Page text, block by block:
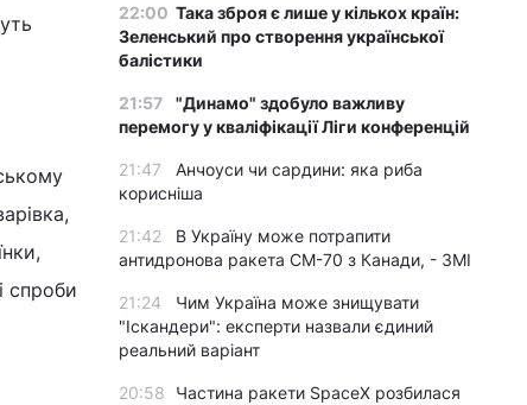
спроби
22:00 Така зброя є лише у кількох країн:
Зеленський про створення української
балістики
21:57
"Динамо" здобуло важливу
перемогу у кваліфікації Ліги конференцій
21:47
Анчоуси чи сардини: яка риба
корисніша
21:42
В Україну може потрапити
антидронова ракета CM-70 з Канади, - ЗМІ
21:24
Чим Україна може знищувати
"Іскандери": експерти назвали єдиний
реальний варіант
20:58
Частина ракети SpaceX розбилася